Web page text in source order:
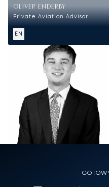
OLIVER ENDERBY
Private Aviation Advisor
EN